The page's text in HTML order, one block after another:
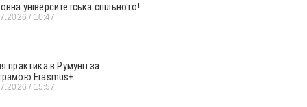
університетська спільното!
10:47
практика в Румунії за
Erasmus+
15:57